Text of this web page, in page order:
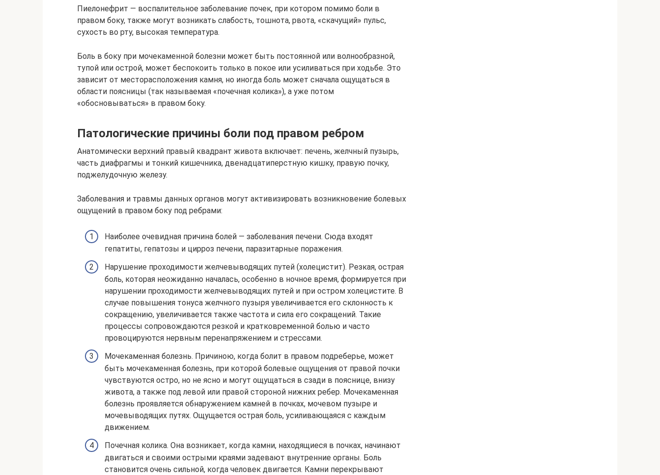
Пиелонефрит — воспалительное заболевание почек, при котором помимо боли в
правом боку, также могут возникать слабость, тошнота, рвота, «скачущий» пульс,
сухость во рту, высокая температура.
Боль в боку при мочекаменной болезни может быть постоянной или волнообразной,
тупой или острой, может беспокоить только в покое или усиливаться при ходьбе. Это
зависит от месторасположения камня, но иногда боль может сначала ощущаться в
области поясницы (так называемая «почечная колика»), а уже потом
«обосновываться» в правом боку.
Патологические причины боли под правом ребром
Анатомически верхний правый квадрант живота включает: печень, желчный пузырь,
часть диафрагмы и тонкий кишечника, двенадцатиперстную кишку, правую почку,
поджелудочную железу.
Заболевания и травмы данных органов могут активизировать возникновение болевых
ощущений в правом боку под ребрами:
Наиболее очевидная причина болей — заболевания печени. Сюда входят
гепатиты, гепатозы и цирроз печени, паразитарные поражения.
Нарушение проходимости желчевыводящих путей (холецистит). Резкая, острая
боль, которая неожиданно началась, особенно в ночное время, формируется при
нарушении проходимости желчевыводящих путей и при остром холецистите. В
случае повышения тонуса желчного пузыря увеличивается его склонность к
сокращению, увеличивается также частота и сила его сокращений. Такие
процессы сопровождаются резкой и кратковременной болью и часто
провоцируются нервным перенапряжением и стрессами.
Мочекаменная болезнь. Причиною, когда болит в правом подреберье, может
быть мочекаменная болезнь, при которой болевые ощущения от правой почки
чувствуются остро, но не ясно и могут ощущаться в сзади в пояснице, внизу
живота, а также под левой или правой стороной нижних ребер. Мочекаменная
болезнь проявляется обнаружением камней в почках, мочевом пузыре и
мочевыводящих путях. Ощущается острая боль, усиливающаяся с каждым
движением.
Почечная колика. Она возникает, когда камни, находящиеся в почках, начинают
двигаться и своими острыми краями задевают внутренние органы. Боль
становится очень сильной, когда человек двигается. Камни перекрывают